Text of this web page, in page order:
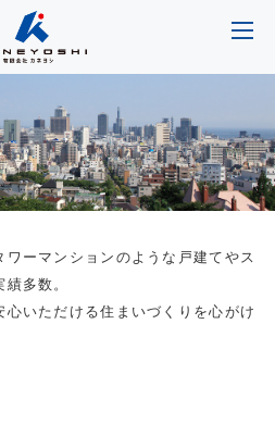
ーマンションのような戸建てやス
多数。
いただける住まいづくりを心がけ